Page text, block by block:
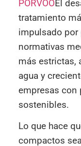
PORVOOEl
tratamiento
impulsado por
normativas
más estrictas,
agua y
empresas con
sostenibles.
Lo que hace
compactos